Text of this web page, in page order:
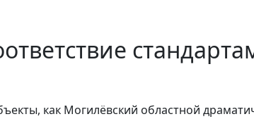
как Могилёвский областной